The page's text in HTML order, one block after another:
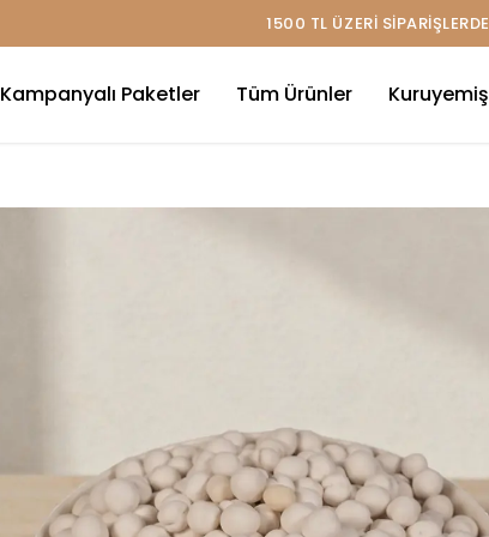
1500 TL ÜZERİ SİPARİŞLERDE ÜCRETSİZ KARGO
Kampanyalı Paketler Tüm Ürünler Kuruyemiş